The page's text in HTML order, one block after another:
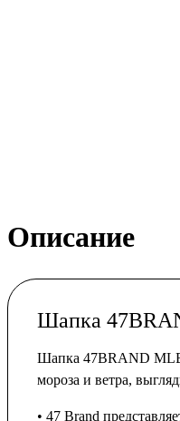
Описание
Шапка
Шапка 47BRAND MLB
мороза и ветра,
• 47 Brand